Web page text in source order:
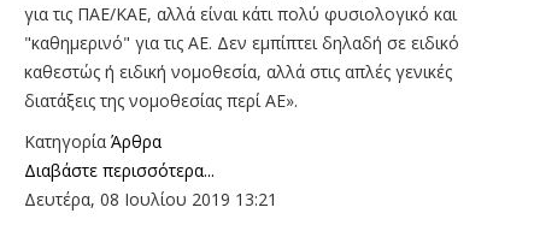
για τις ΠΑΕ/ΚΑΕ, αλλά είναι κάτι πολύ φυσιολογικό και
"καθημερινό" για τις ΑΕ. Δεν εμπίπτει δηλαδή σε ειδικό
καθεστώς ή ειδική νομοθεσία, αλλά στις απλές γενικές
διατάξεις της νομοθεσίας περί ΑΕ».
Κατηγορία Άρθρα
Διαβάστε περισσότερα...
Δευτέρα, 08 Ιουλίου 2019 13:21